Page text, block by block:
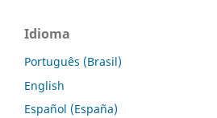
Idioma
Português (Brasil)
English
Español (España)